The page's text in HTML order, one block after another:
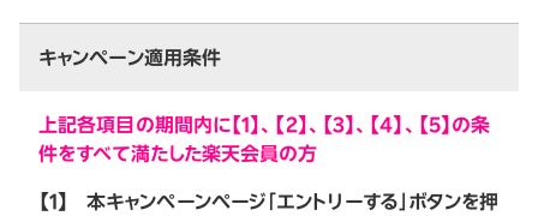
キャンペーン適用条件
上記各項目の期間内に【1】、【2】、【3】、【4】、【5】の条
件をすべて満たした楽天会員の方
【1】
本キャンペーンページ「エントリーする」ボタンを押